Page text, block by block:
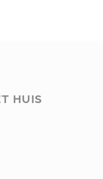
HUIS